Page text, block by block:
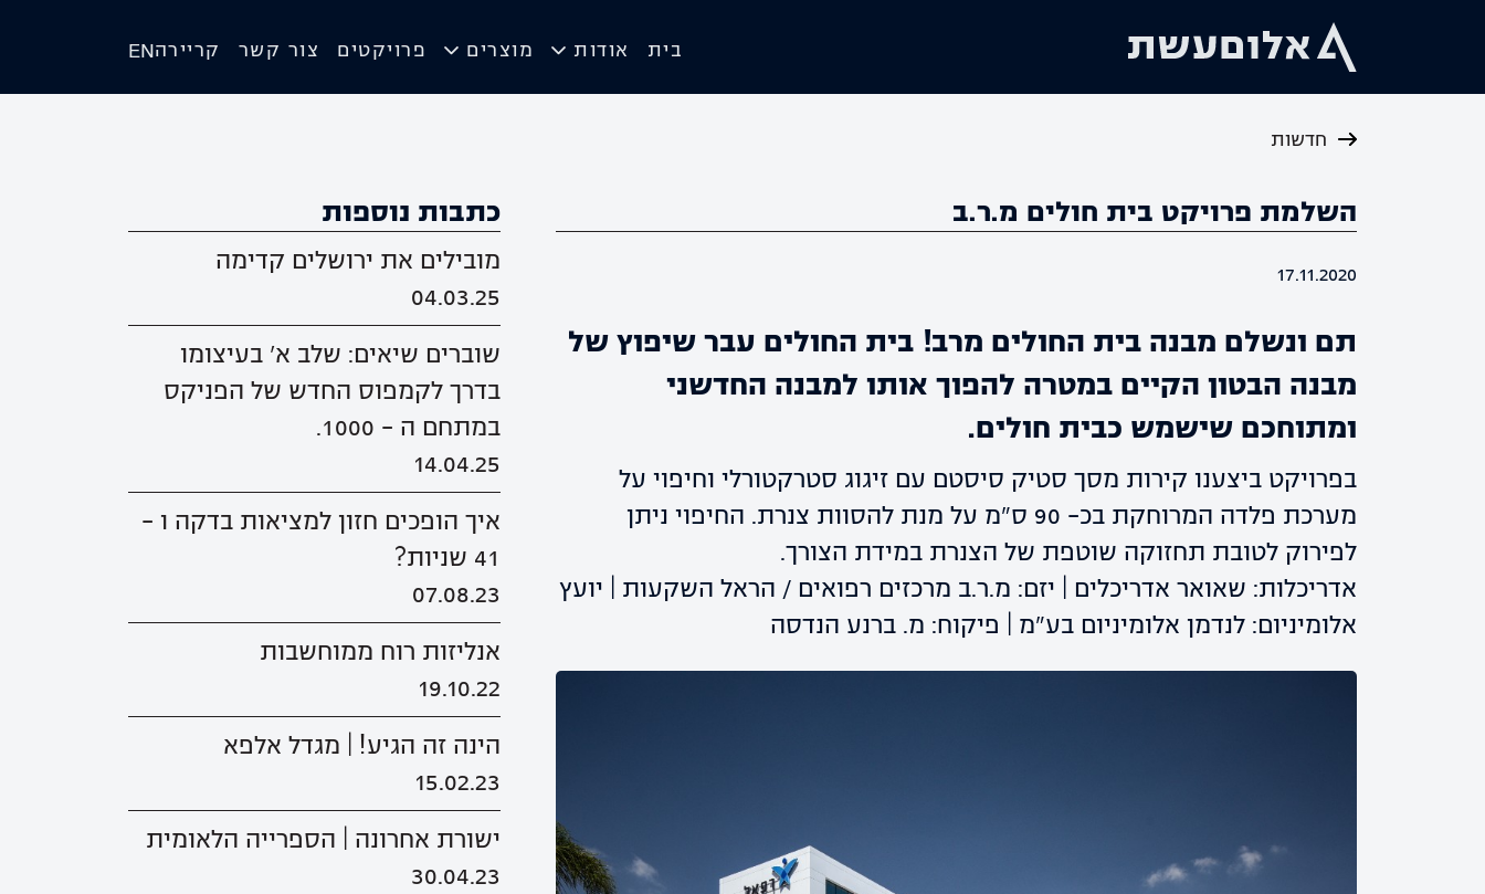
בית אודות מוצרים פרויקטים צור קשר קריירה EN
חדשות
השלמת פרויקט בית חולים מ.ר.ב
17.11.2020
תם ונשלם מבנה בית החולים מרב! בית החולים עבר שיפוץ של
מבנה הבטון הקיים במטרה להפוך אותו למבנה החדשני
ומתוחכם שישמש כבית חולים.
בפרויקט ביצענו קירות מסך סטיק סיסטם עם זיגוג סטרקטורלי וחיפוי על
מערכת פלדה המרוחקת בכ- 90 ס"מ על מנת להסוות צנרת. החיפוי ניתן
לפירוק לטובת תחזוקה שוטפת של הצנרת במידת הצורך.
אדריכלות: שאואר אדריכלים | יזם: מ.ר.ב מרכזים רפואים / הראל השקעות | יועץ
אלומיניום: לנדמן אלומיניום בע"מ | פיקוח: מ. ברנע הנדסה
כתבות נוספות
מובילים את ירושלים קדימה
04.03.25
שוברים שיאים: שלב א' בעיצומו
בדרך לקמפוס החדש של הפניקס
במתחם ה - 1000.
14.04.25
איך הופכים חזון למציאות בדקה ו -
41 שניות?
07.08.23
אנליזות רוח ממוחשבות
19.10.22
הינה זה הגיע! | מגדל אלפא
15.02.23
ישורת אחרונה | הספרייה הלאומית
30.04.23